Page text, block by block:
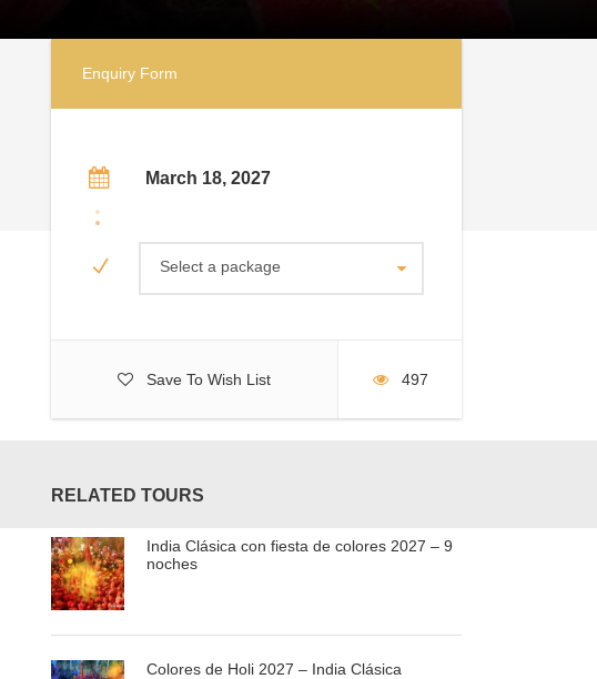
Enquiry Form
March 18, 2027
Select a package
Save To Wish List 497
RELATED TOURS
India Clásica con fiesta de colores 2027 – 9
noches
Colores de Holi 2027 – India Clásica